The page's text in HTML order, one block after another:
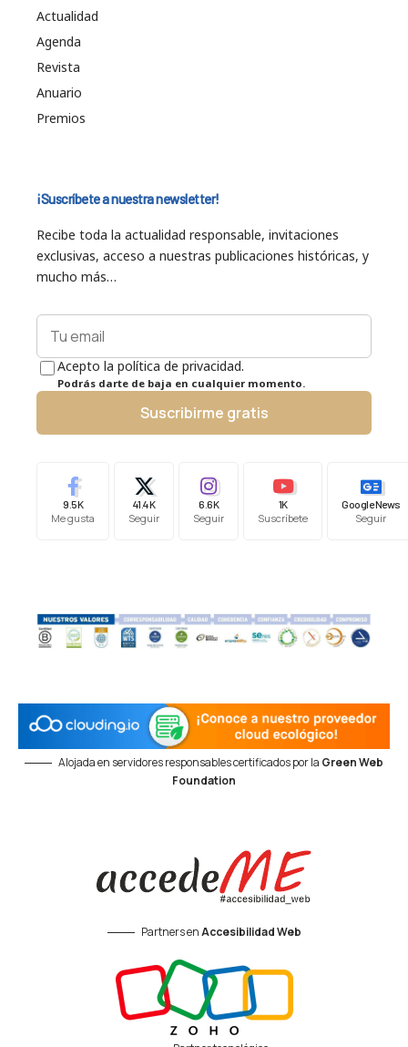
Actualidad
Agenda
Revista
Anuario
Premios
¡Suscríbete a nuestra newsletter!
Recibe toda la actualidad responsable, invitaciones
exclusivas, acceso a nuestras publicaciones históricas, y
mucho más…
Acepto la política de privacidad.
Podrás darte de baja en cualquier momento.
Suscribirme gratis
9.5K
Me gusta
41.4K
Seguir
6.6K
Seguir
1K
Suscríbete
Google News
Seguir
Alojada en servidores responsables certificados por la Green Web
Foundation
Partners enAccesibilidad Web